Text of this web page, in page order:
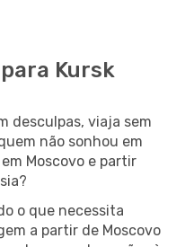
Kursk
desculpas, viaja sem
não sonhou em
Moscovo e partir
o que necessita
a partir de Moscovo